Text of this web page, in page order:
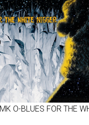
MK O-BLUES FOR THE